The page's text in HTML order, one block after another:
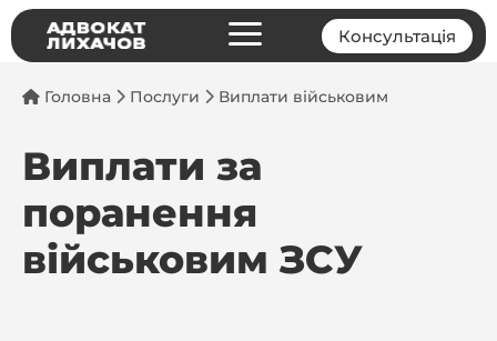
a Консультація
Головна Послуги Виплати військовим
Виплати за
поранення
військовим ЗСУ